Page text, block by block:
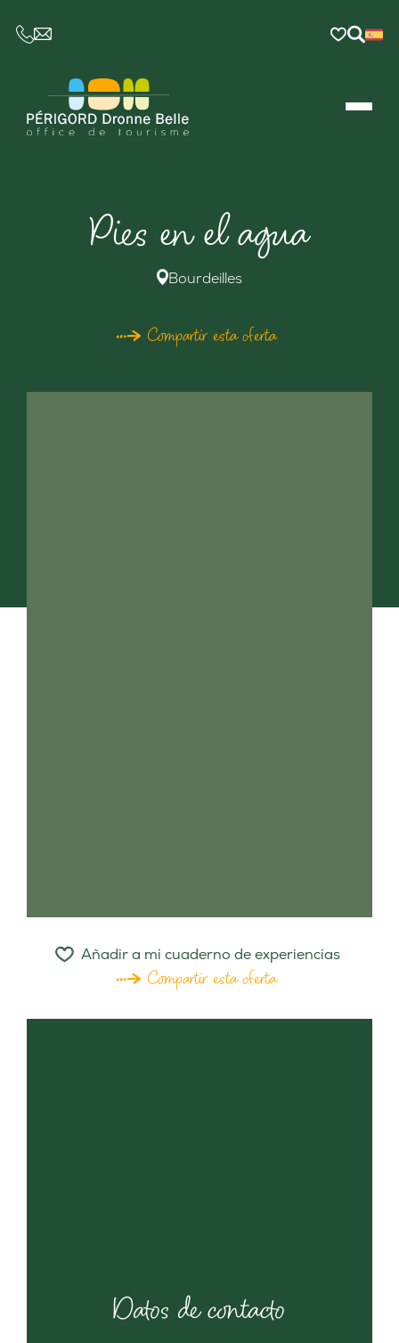
CE LIEN OUVRIRA VOTRE LOGICIEL DE
Pies en el agua
Bourdeilles
Compartir esta oferta
Añadir a mi cuaderno de experiencias
Compartir esta oferta
Datos de contacto